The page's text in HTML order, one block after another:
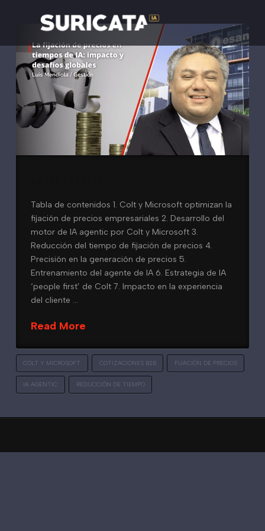
Tabla de contenidos 1. Colt y Microsoft optimizan la
fijación de precios empresariales 2. Desarrollo del
motor de IA agentic por Colt y Microsoft 3.
Reducción del tiempo de fijación de precios 4.
Precisión en la generación de precios 5.
Entrenamiento del agente de IA 6. Estrategia de IA
‘people first’ de Colt 7. Impacto en la experiencia
del cliente …
Read More
COLT Y MICROSOFT COTIZACIONES B2B FIJACIÓN DE PRECIOS
IA AGENTIC REDUCCIÓN DE TIEMPO